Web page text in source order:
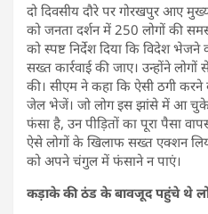
दो दिवसीय दौरे पर गोरखपुर आए
को जनता दर्शन में 250 लोगों की
को स्पष्ट निर्देश दिया कि विदेश
सख्त कार्रवाई की जाए। उन्होंने
की। सीएम ने कहा कि ऐसी ठगी
जेल भेजें। जो लोग इस झांसे में आ
फंसा है, उन पीड़ितों का पूरा पैसा
ऐसे लोगों के खिलाफ सख्त एक्शन
को अपने चंगुल में फंसाने न पाएं।
कड़ाके की ठंड के बावजूद पहुंचे थे